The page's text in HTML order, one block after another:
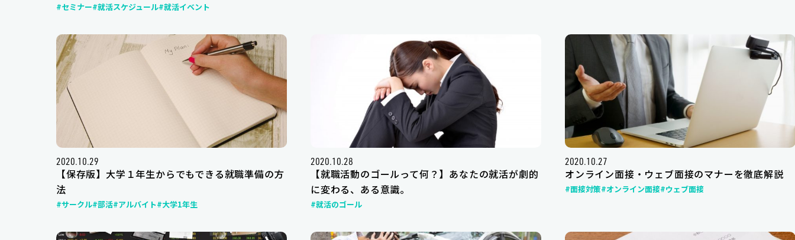
#セミナー#就活スケジュール#就活イベント
2020.10.29
【保存版】大学１年生からでもできる就職準備の方
法
#サークル#部活#アルバイト#大学1年生
2020.10.28
【就職活動のゴールって何？】あなたの就活が劇的
に変わる、ある意識。
#就活のゴール
2020.10.27
オンライン面接・ウェブ面接のマナーを徹底解説
#面接対策#オンライン面接#ウェブ面接